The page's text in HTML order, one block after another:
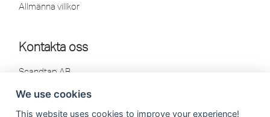
Allmänna villkor
Kontakta oss
Scandtap AB
302 41 Halmstad, Sweden
We use cookies
This website uses cookies to improve your experience!